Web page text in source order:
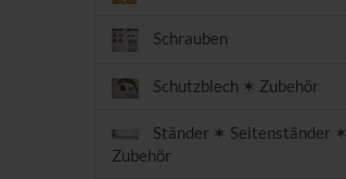
Schrauben
Schutzblech ✶ Zubehör
Ständer ✶ Seitenständer ✶
Zubehör